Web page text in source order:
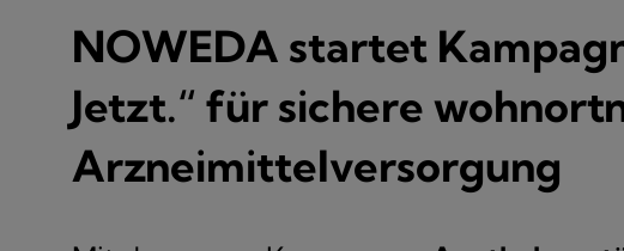
NOWEDA startet
Jetzt.“ für sichere
Arzneimittelversorgung